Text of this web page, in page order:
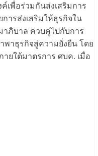
เพื่อร่วมกันส่งเสริมการ
ารส่งเสริมให้ธุรกิจใน
าภิบาล ควบคู่ไปกับการ
พาธุรกิจสู่ความยั่งยืน โดย
ยใต้มาตรการ ศบค. เมื่อ